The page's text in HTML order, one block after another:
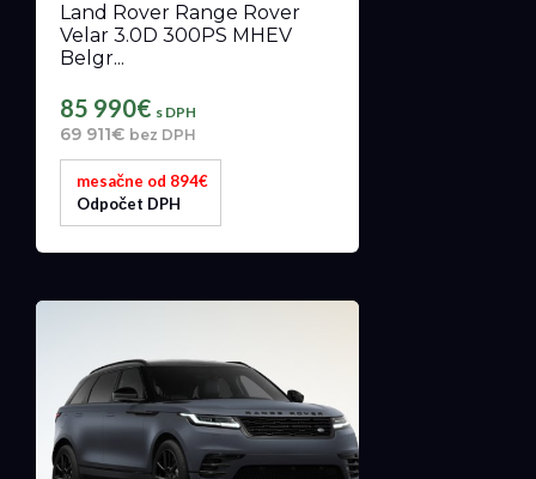
Land Rover Range Rover
Velar 3.0D 300PS MHEV
Belgr...
85 990€ s DPH
69 911€ bez DPH
mesačne od 894€
Odpočet DPH